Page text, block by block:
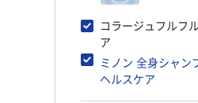
コラージュフルフ
ア
ミノン 全身シャン
ヘルスケア